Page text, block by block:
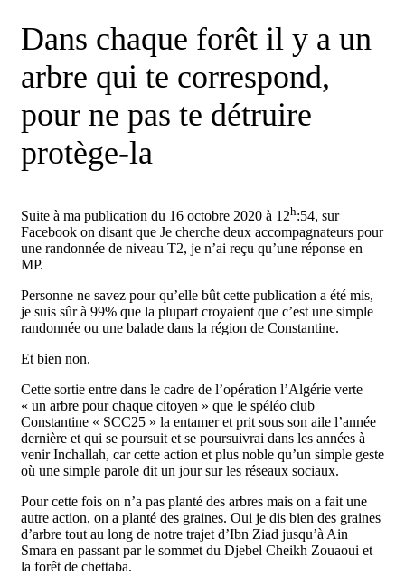
Dans chaque forêt il y a un
arbre qui te correspond,
pour ne pas te détruire
protège-la
Suite à ma publication du 16 octobre 2020 à 12h:54, sur
Facebook on disant que Je cherche deux accompagnateurs pour
une randonnée de niveau T2, je n’ai reçu qu’une réponse en
MP.
Personne ne savez pour qu’elle bût cette publication a été mis,
je suis sûr à 99% que la plupart croyaient que c’est une simple
randonnée ou une balade dans la région de Constantine.
Et bien non.
Cette sortie entre dans le cadre de l’opération l’Algérie verte
« un arbre pour chaque citoyen » que le spéléo club
Constantine « SCC25 » la entamer et prit sous son aile l’année
dernière et qui se poursuit et se poursuivrai dans les années à
venir Inchallah, car cette action et plus noble qu’un simple geste
où une simple parole dit un jour sur les réseaux sociaux.
Pour cette fois on n’a pas planté des arbres mais on a fait une
autre action, on a planté des graines. Oui je dis bien des graines
d’arbre tout au long de notre trajet d’Ibn Ziad jusqu’à Ain
Smara en passant par le sommet du Djebel Cheikh Zouaoui et
la forêt de chettaba.